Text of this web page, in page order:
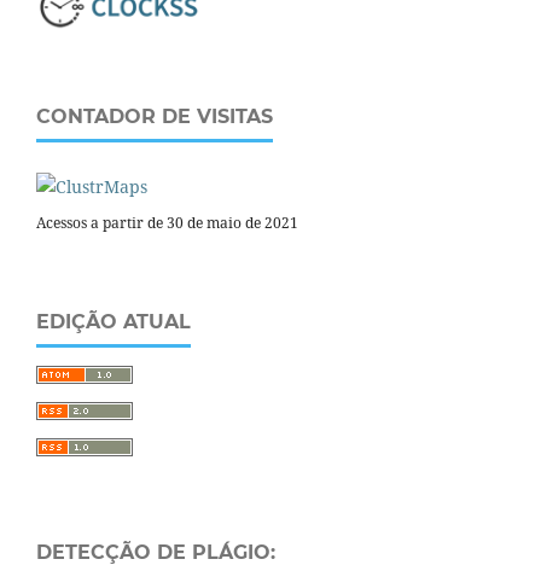
CONTADOR DE VISITAS
Acessos a partir de 30 de maio de 2021
EDIÇÃO ATUAL
DETECÇÃO DE PLÁGIO: